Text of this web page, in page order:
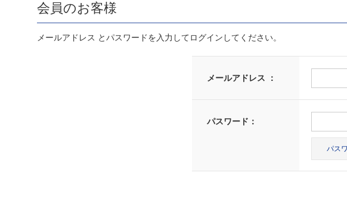
会員のお客様
メールアドレス とパスワードを入力してログインしてください。
メールアドレス ：
パスワード：
パス